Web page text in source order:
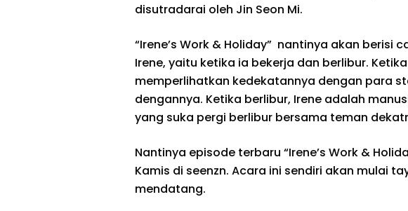
disutradarai oleh Jin Seon Mi.
“Irene’s Work & Holiday” nantinya akan berisi
Irene, yaitu ketika ia bekerja dan berlibur.
memperlihatkan kedekatannya dengan para
dengannya. Ketika berlibur, Irene adalah
yang suka pergi berlibur bersama teman
Nantinya episode terbaru “Irene’s Work &
Kamis di seenzn. Acara ini sendiri akan mulai
mendatang.